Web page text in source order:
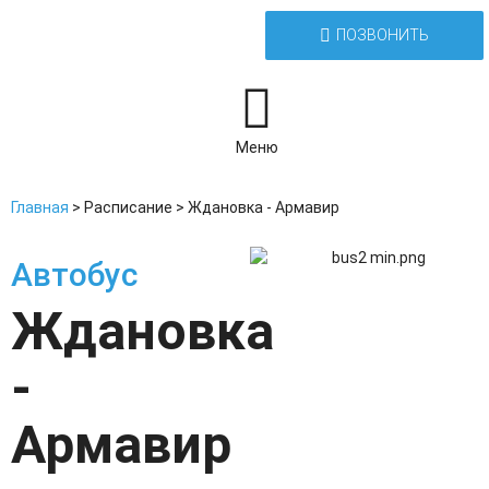
ПОЗВОНИТЬ
Меню
Главная > Расписание > Ждановка - Армавир
Автобус
Ждановка
-
Армавир